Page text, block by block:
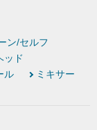
ン/セルフ
ッド
ル
ミキサー